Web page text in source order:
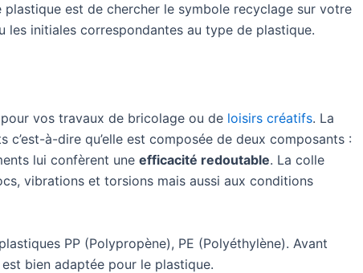
est de chercher le symbole recyclage sur votre
initiales correspondantes au type de plastique.
vos travaux de bricolage ou de loisirs créatifs. La
à-dire qu’elle est composée de deux composants :
lui confèrent une efficacité redoutable. La colle
vibrations et torsions mais aussi aux conditions
PP (Polypropène), PE (Polyéthylène). Avant
bien adaptée pour le plastique.